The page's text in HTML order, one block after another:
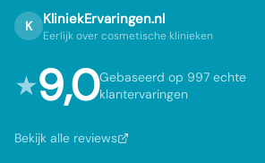
K KliniekErvaringen.nl
Eerlijk over cosmetische klinieken
★9,0Gebaseerd op 997 echte
klantervaringen
Bekijk alle reviews